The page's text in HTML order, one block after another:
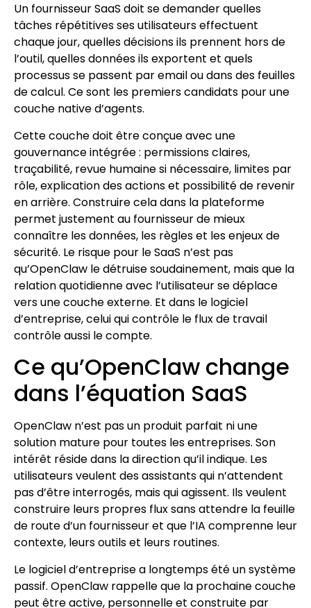
Un fournisseur SaaS doit se demander quelles
tâches répétitives ses utilisateurs effectuent
chaque jour, quelles décisions ils prennent hors de
l’outil, quelles données ils exportent et quels
processus se passent par email ou dans des feuilles
de calcul. Ce sont les premiers candidats pour une
couche native d’agents.
Cette couche doit être conçue avec une
gouvernance intégrée : permissions claires,
traçabilité, revue humaine si nécessaire, limites par
rôle, explication des actions et possibilité de revenir
en arrière. Construire cela dans la plateforme
permet justement au fournisseur de mieux
connaître les données, les règles et les enjeux de
sécurité. Le risque pour le SaaS n’est pas
qu’OpenClaw le détruise soudainement, mais que la
relation quotidienne avec l’utilisateur se déplace
vers une couche externe. Et dans le logiciel
d’entreprise, celui qui contrôle le flux de travail
contrôle aussi le compte.
Ce qu’OpenClaw change
dans l’équation SaaS
OpenClaw n’est pas un produit parfait ni une
solution mature pour toutes les entreprises. Son
intérêt réside dans la direction qu’il indique. Les
utilisateurs veulent des assistants qui n’attendent
pas d’être interrogés, mais qui agissent. Ils veulent
construire leurs propres flux sans attendre la feuille
de route d’un fournisseur et que l’IA comprenne leur
contexte, leurs outils et leurs routines.
Le logiciel d’entreprise a longtemps été un système
passif. OpenClaw rappelle que la prochaine couche
peut être active, personnelle et construite par